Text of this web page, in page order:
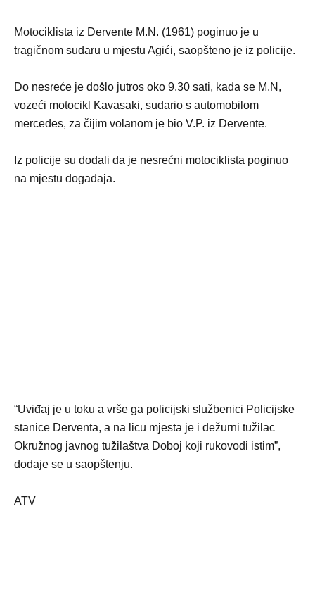
Motociklista iz Dervente M.N. (1961) poginuo je u
tragičnom sudaru u mjestu Agići, saopšteno je iz policije.
Do nesreće je došlo jutros oko 9.30 sati, kada se M.N,
vozeći motocikl Kavasaki, sudario s automobilom
mercedes, za čijim volanom je bio V.P. iz Dervente.
Iz policije su dodali da je nesrećni motociklista poginuo
na mjestu događaja.
“Uviđaj je u toku a vrše ga policijski službenici Policijske
stanice Derventa, a na licu mjesta je i dežurni tužilac
Okružnog javnog tužilaštva Doboj koji rukovodi istim”,
dodaje se u saopštenju.
ATV